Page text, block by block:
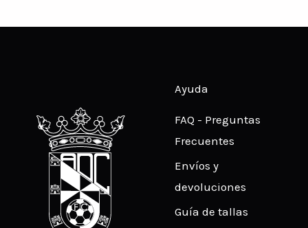
Ayuda
FAQ - Preguntas
Frecuentes
Envíos y
devoluciones
Guía de tallas